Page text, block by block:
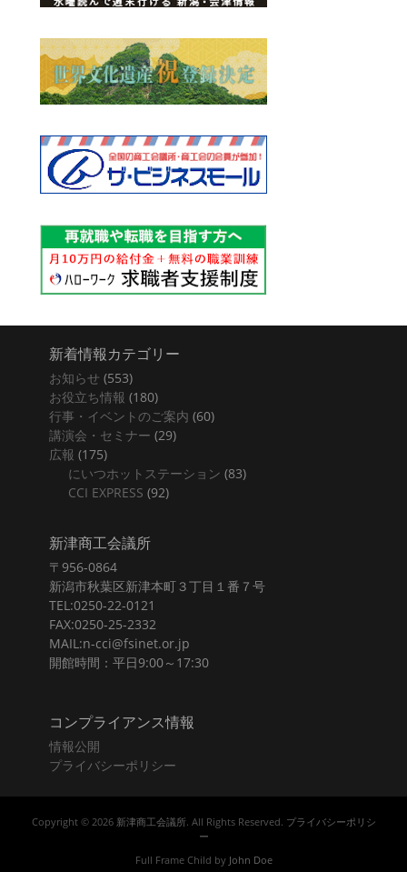
新着情報カテゴリー
お知らせ (553)
お役立ち情報 (180)
行事・イベントのご案内 (60)
講演会・セミナー (29)
広報 (175)
にいつホットステーション (83)
CCI EXPRESS (92)
新津商工会議所
〒956-0864
新潟市秋葉区新津本町３丁目１番７号
TEL:0250-22-0121
FAX:0250-25-2332
MAIL:n-cci@fsinet.or.jp
開館時間：平日9:00～17:30
コンプライアンス情報
情報公開
プライバシーポリシー
Copyright © 2026 新津商工会議所. All Rights Reserved. プライバシーポリシ
ー
Full Frame Child by John Doe